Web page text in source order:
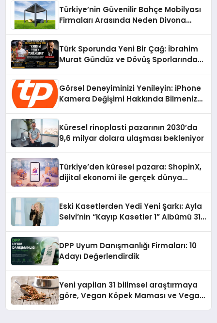
Türkiye’nin Güvenilir Bahçe Mobilyası
Firmaları Arasında Neden Divona
Türk Sporunda Yeni Bir Çağ: İbrahim
Murat Gündüz ve Dövüş Sporlarında
Görsel Deneyiminizi Yenileyin: iPhone
Kamera Değişimi Hakkında Bilmeniz
Küresel rinoplasti pazarının 2030’da
9,6 milyar dolara ulaşması bekleniyor
Türkiye’den küresel pazara: ShopinX,
dijital ekonomi ile gerçek dünya
Eski Kasetlerden Yedi Yeni Şarkı: Ayla
Selvi’nin “Kayıp Kasetler 1” Albümü 31
DPP Uyum Danışmanlığı Firmaları: 10
Adayı Değerlendirdik
Yeni yapilan 31 bilimsel araştırmaya
göre, Vegan Köpek Maması ve Vegan